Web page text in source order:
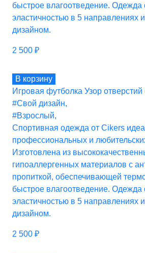
быстрое влагоотведение. Одежда
эластичностью в 5 направлениях
дизайном.
2 500 ₽
В корзину
Игровая футболка Узор
#Свой дизайн,
#Взрослый,
Спортивная одежда от Cikers
профессиональных и
Изготовлена из
гипоаллергенных материалов с
пропиткой, обеспечивающей
быстрое влагоотведение. Одежда
эластичностью в 5 направлениях
дизайном.
2 500 ₽